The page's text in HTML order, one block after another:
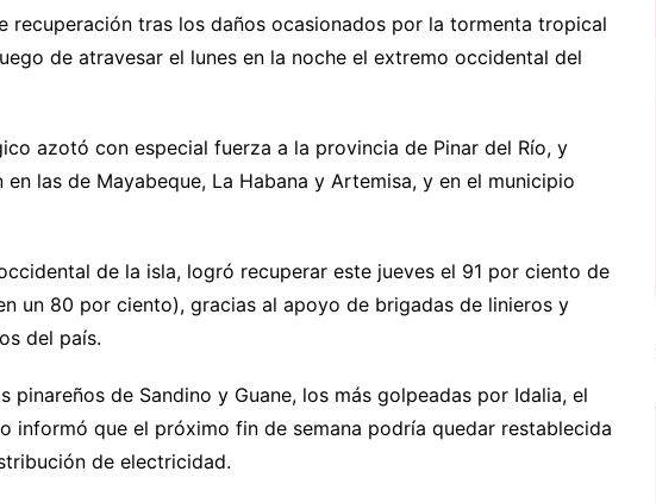
recuperación tras los daños ocasionados por la tormenta tropical
de atravesar el lunes en la noche el extremo occidental del
azotó con especial fuerza a la provincia de Pinar del Río, y
las de Mayabeque, La Habana y Artemisa, y en el municipio
de la isla, logró recuperar este jueves el 91 por ciento de
un 80 por ciento), gracias al apoyo de brigadas de linieros y
del país.
pinareños de Sandino y Guane, los más golpeadas por Idalia, el
informó que el próximo fin de semana podría quedar restablecida
de electricidad.